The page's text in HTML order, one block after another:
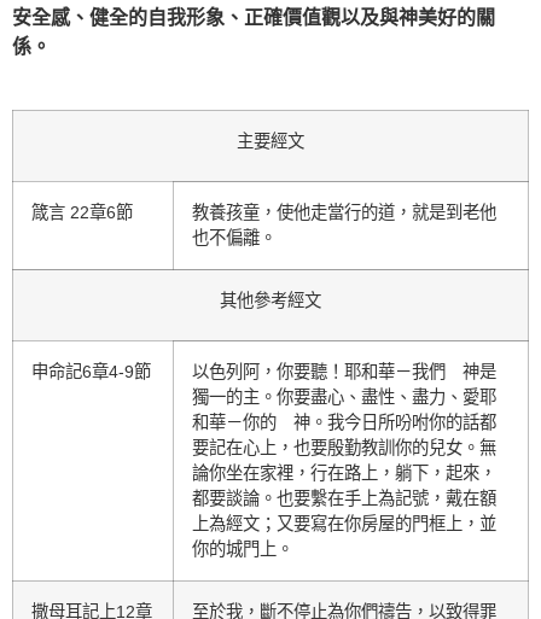
安全感、健全的自我形象、正確價值觀以及與神美好的關
係。
主要經文
箴言 22章6節
教養孩童，使他走當行的道，就是到老他
也不偏離。
其他參考經文
申命記6章4-9節
以色列阿，你要聽！耶和華－我們 神是
獨一的主。你要盡心、盡性、盡力、愛耶
和華－你的 神。我今日所吩咐你的話都
要記在心上，也要殷勤教訓你的兒女。無
論你坐在家裡，行在路上，躺下，起來，
都要談論。也要繫在手上為記號，戴在額
上為經文；又要寫在你房屋的門框上，並
你的城門上。
撒母耳記上12章
至於我，斷不停止為你們禱告，以致得罪